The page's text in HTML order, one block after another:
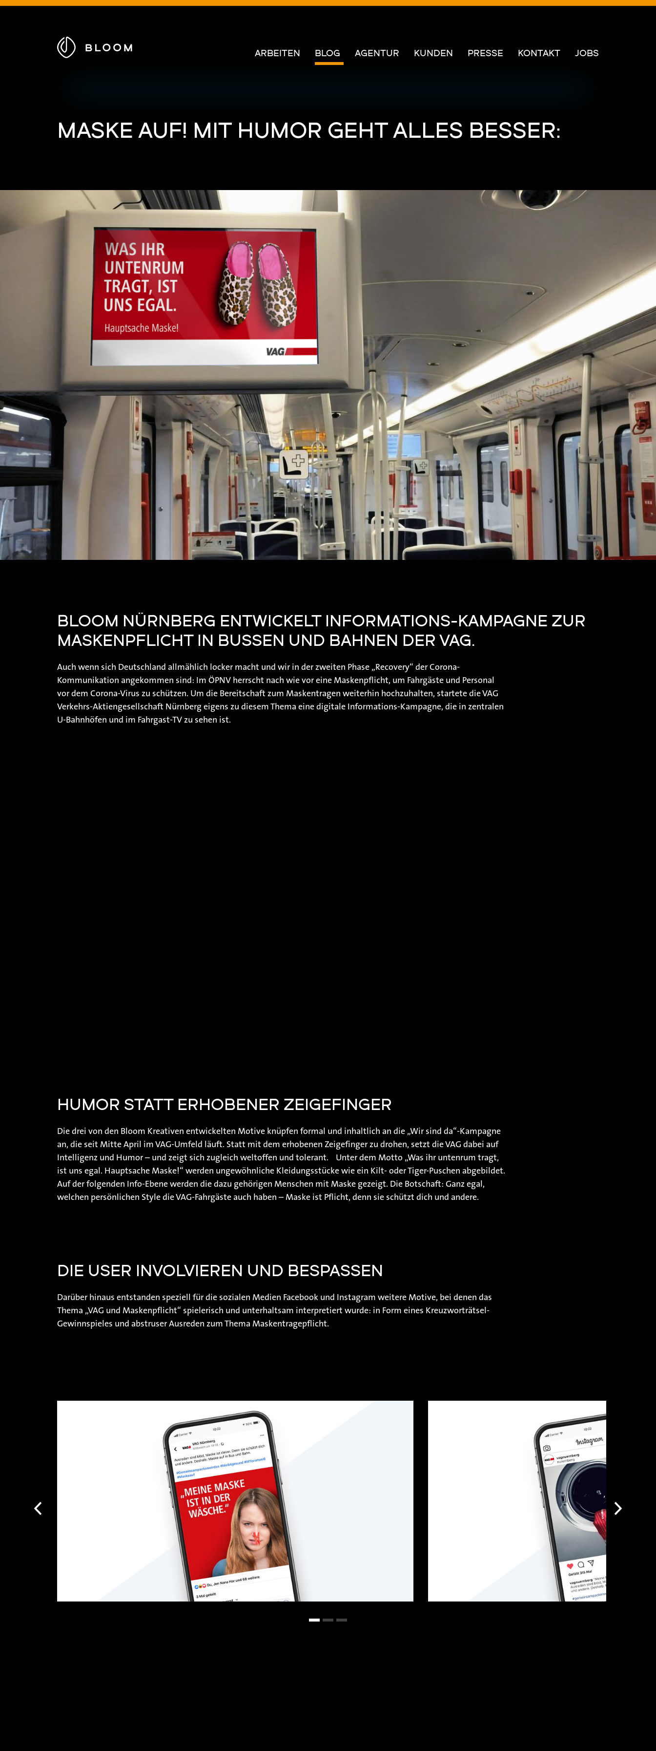
ARBEITEN BLOG AGENTUR KUNDEN PRESSE KONTAKT JOBS
MASKE AUF! MIT HUMOR GEHT ALLES BESSER:
BLOOM NÜRNBERG ENTWICKELT INFORMATIONS-KAMPAGNE ZUR
MASKENPFLICHT IN BUSSEN UND BAHNEN DER VAG.
Auch wenn sich Deutschland allmählich locker macht und wir in der zweiten Phase „Recovery“ der Corona-
Kommunikation angekommen sind: Im ÖPNV herrscht nach wie vor eine Maskenpflicht, um Fahrgäste und Personal
vor dem Corona-Virus zu schützen. Um die Bereitschaft zum Maskentragen weiterhin hochzuhalten, startete die VAG
Verkehrs-Aktiengesellschaft Nürnberg eigens zu diesem Thema eine digitale Informations-Kampagne, die in zentralen
U-Bahnhöfen und im Fahrgast-TV zu sehen ist.
HUMOR STATT ERHOBENER ZEIGEFINGER
Die drei von den Bloom Kreativen entwickelten Motive knüpfen formal und inhaltlich an die „Wir sind da“-Kampagne
an, die seit Mitte April im VAG-Umfeld läuft. Statt mit dem erhobenen Zeigefinger zu drohen, setzt die VAG dabei auf
Intelligenz und Humor – und zeigt sich zugleich weltoffen und tolerant. Unter dem Motto „Was ihr untenrum tragt,
ist uns egal. Hauptsache Maske!“ werden ungewöhnliche Kleidungsstücke wie ein Kilt- oder Tiger-Puschen abgebildet.
Auf der folgenden Info-Ebene werden die dazu gehörigen Menschen mit Maske gezeigt. Die Botschaft: Ganz egal,
welchen persönlichen Style die VAG-Fahrgäste auch haben – Maske ist Pflicht, denn sie schützt dich und andere.
DIE USER INVOLVIEREN UND BESPASSEN
Darüber hinaus entstanden speziell für die sozialen Medien Facebook und Instagram weitere Motive, bei denen das
Thema „VAG und Maskenpflicht“ spielerisch und unterhaltsam interpretiert wurde: in Form eines Kreuzworträtsel-
Gewinnspieles und abstruser Ausreden zum Thema Maskentragepflicht.